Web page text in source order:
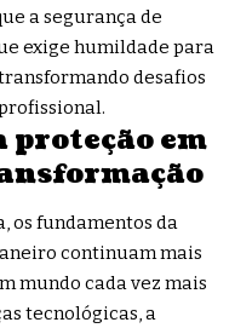
a segurança de
exige humildade para
desafios
proteção em
os fundamentos da
continuam mais
mundo cada vez mais
tecnológicas, a